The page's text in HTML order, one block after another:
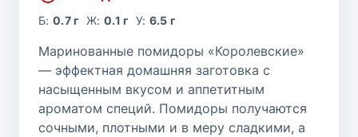
Б:0.7 г Ж: 0.1 г У: 6.5 г
Маринованные помидоры «Королевские»
— эффектная домашняя заготовка с
насыщенным вкусом и аппетитным
ароматом специй. Помидоры получаются
сочными, плотными и в меру сладкими, а